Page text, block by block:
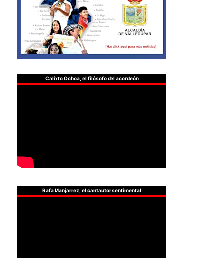
Calixto Ochoa, el filósofo del acordeón
Rafa Manjarrez, el cantautor sentimental